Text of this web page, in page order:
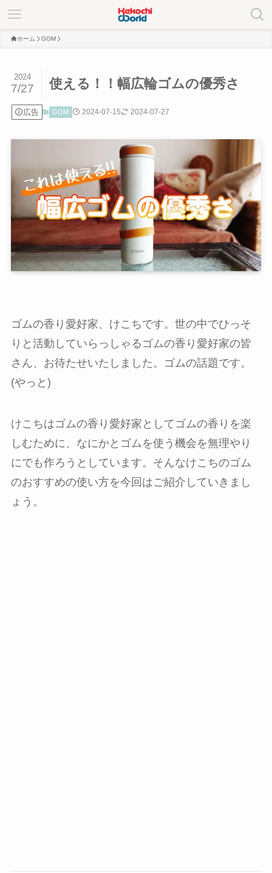
ホーム GOM
使える！！幅広輪ゴムの優秀さ
2024
7/27
広告 GOM 2024-07-15 2024-07-27
ゴムの香り愛好家、けこちです。世の中でひっそ
りと活動していらっしゃるゴムの香り愛好家の皆
さん、お待たせいたしました。ゴムの話題です。
(やっと)
けこちはゴムの香り愛好家としてゴムの香りを楽
しむために、なにかとゴムを使う機会を無理やり
にでも作ろうとしています。そんなけこちのゴム
のおすすめの使い方を今回はご紹介していきまし
ょう。